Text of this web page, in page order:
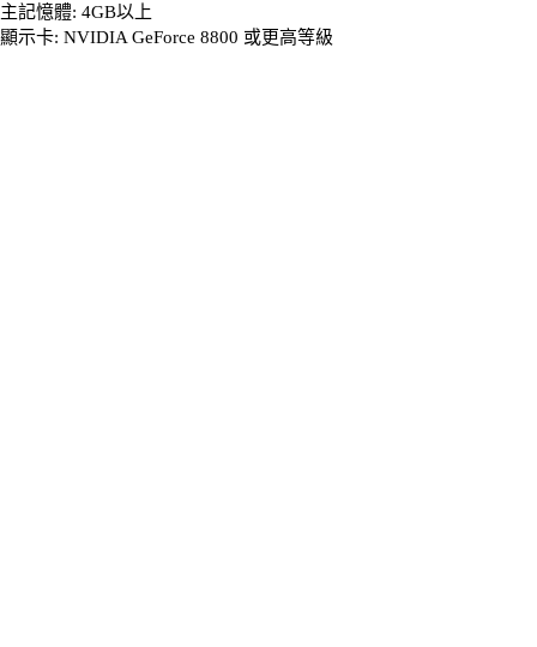
主記憶體: 4GB以上
顯示卡: NVIDIA GeForce 8800 或更高等級